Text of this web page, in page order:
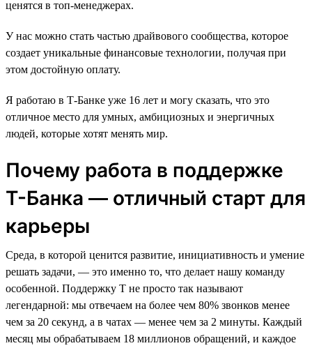
ценятся в топ-менеджерах.
У нас можно стать частью драйвового сообщества, которое
создает уникальные финансовые технологии, получая при
этом достойную оплату.
Я работаю в Т-Банке уже 16 лет и могу сказать, что это
отличное место для умных, амбициозных и энергичных
людей, которые хотят менять мир.
Почему работа в поддержке
Т-Банка — отличный старт для
карьеры
Среда, в которой ценится развитие, инициативность и умение
решать задачи, — это именно то, что делает нашу команду
особенной. Поддержку Т не просто так называют
легендарной: мы отвечаем на более чем 80% звонков менее
чем за 20 секунд, а в чатах — менее чем за 2 минуты. Каждый
месяц мы обрабатываем 18 миллионов обращений, и каждое